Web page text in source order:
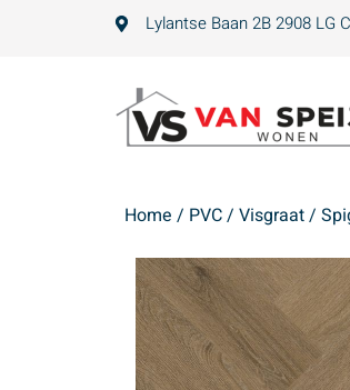
Lylantse Baan 2B 2908 LG
Home / PVC/ Visgraat/